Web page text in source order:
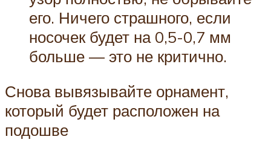
его. Ничего страшного, если
носочек будет на 0,5-0,7 мм
больше — это не критично.
Снова вывязывайте орнамент,
который будет расположен на
подошве